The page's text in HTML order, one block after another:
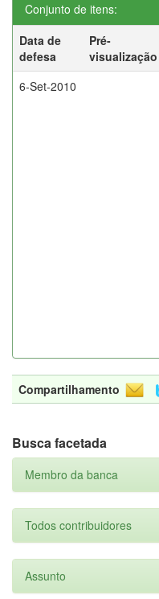
Conjunto de itens:
Data de
defesa
Pré-
visualização
6-Set-2010
Compartilhamento
Busca facetada
Membro da banca
Todos contribuidores
Assunto